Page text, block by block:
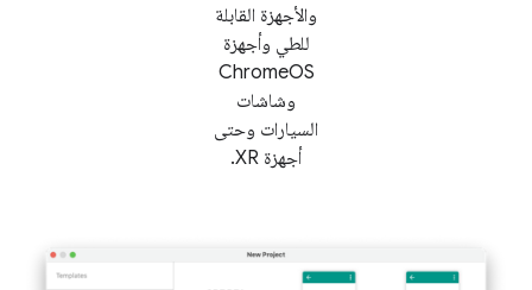
والأجهزة القابلة
للطي وأجهزة
ChromeOS
وشاشات
السيارات وحتى
أجهزة XR.